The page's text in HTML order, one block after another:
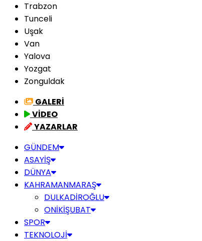
Trabzon
Tunceli
Uşak
Van
Yalova
Yozgat
Zonguldak
GALERİ
VİDEO
YAZARLAR
GÜNDEM
ASAYİŞ
DÜNYA
KAHRAMANMARAŞ
DULKADİROĞLU
ONİKİŞUBAT
SPOR
TEKNOLOJİ